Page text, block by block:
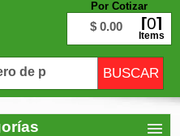
Por Cotizar
$ 0.00 0
Items